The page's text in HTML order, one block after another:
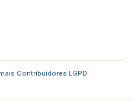
Contribuidores LGPD